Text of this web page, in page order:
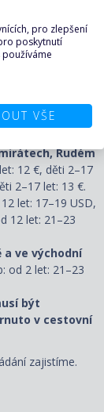
na vyžádání
angličtina,
plavbách s
Rudém
12 €, děti 2–17
2–17 let: 13 €.
let: 17–19 USD,
12 let: 21–23
a ve východní
od 2 let: 21–23
být
v cestovní
zajistíme.
pro zlepšení
poskytnutí
používáme
VŠE